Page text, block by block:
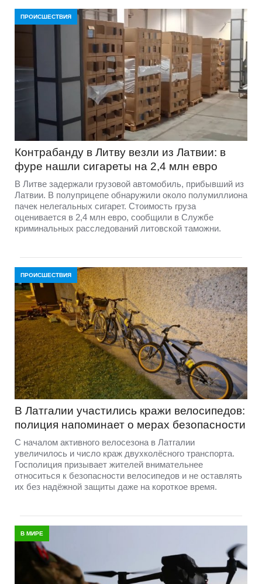
ПРОИСШЕСТВИЯ
Контрабанду в Литву везли из Латвии: в
фуре нашли сигареты на 2,4 млн евро
В Литве задержали грузовой автомобиль, прибывший из
Латвии. В полуприцепе обнаружили около полумиллиона
пачек нелегальных сигарет. Стоимость груза
оценивается в 2,4 млн евро, сообщили в Службе
криминальных расследований литовской таможни.
ПРОИСШЕСТВИЯ
В Латгалии участились кражи велосипедов:
полиция напоминает о мерах безопасности
С началом активного велосезона в Латгалии
увеличилось и число краж двухколёсного транспорта.
Госполиция призывает жителей внимательнее
относиться к безопасности велосипедов и не оставлять
их без надёжной защиты даже на короткое время.
В МИРЕ